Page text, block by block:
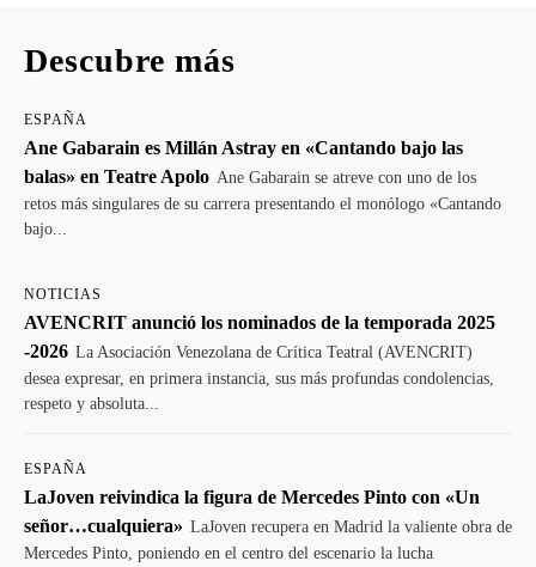
Descubre más
ESPAÑA
Ane Gabarain es Millán Astray en «Cantando bajo las
balas» en Teatre Apolo Ane Gabarain se atreve con uno de los
retos más singulares de su carrera presentando el monólogo «Cantando
bajo...
NOTICIAS
AVENCRIT anunció los nominados de la temporada 2025
-2026 La Asociación Venezolana de Crítica Teatral (AVENCRIT)
desea expresar, en primera instancia, sus más profundas condolencias,
respeto y absoluta...
ESPAÑA
LaJoven reivindica la figura de Mercedes Pinto con «Un
señor…cualquiera» LaJoven recupera en Madrid la valiente obra de
Mercedes Pinto, poniendo en el centro del escenario la lucha